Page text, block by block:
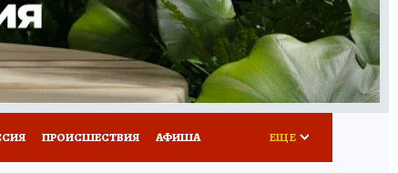
ПРОИСШЕСТВИЯ АФИША ЕЩЕ